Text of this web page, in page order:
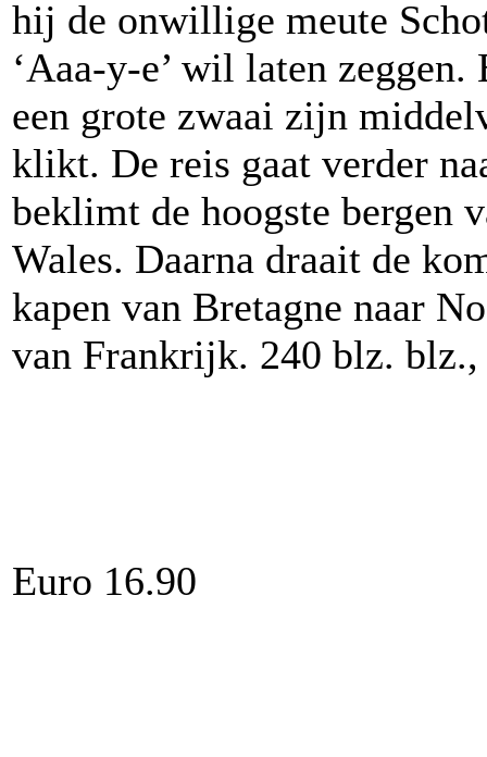
hij de onwillige meute
‘Aaa-y-e’ wil laten
een grote zwaai zijn
klikt. De reis gaat verder
beklimt de hoogste bergen
Wales. Daarna draait de
kapen van Bretagne naar
van Frankrijk. 240 blz.
Euro 16.90